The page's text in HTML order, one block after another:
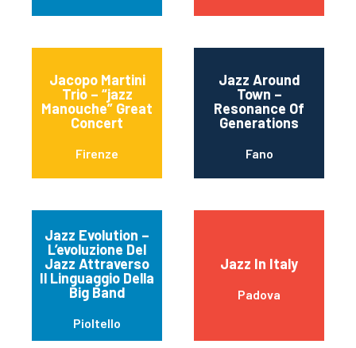
Jacopo Martini
Trio – “jazz
Manouche” Great
Concert
Firenze
Jazz Around
Town –
Resonance Of
Generations
Fano
Jazz Evolution –
L’evoluzione Del
Jazz Attraverso
Il Linguaggio Della
Big Band
Pioltello
Jazz In Italy
Padova